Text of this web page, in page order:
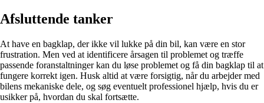
Afsluttende tanker
At have en bagklap, der ikke vil lukke på din bil, kan være en stor
frustration. Men ved at identificere årsagen til problemet og træffe
passende foranstaltninger kan du løse problemet og få din bagklap til at
fungere korrekt igen. Husk altid at være forsigtig, når du arbejder med
bilens mekaniske dele, og søg eventuelt professionel hjælp, hvis du er
usikker på, hvordan du skal fortsætte.